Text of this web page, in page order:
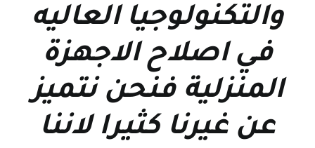
والتكنولوجيا العاليه
في اصلاح الاجهزة
المنزلية فنحن نتميز
عن غيرنا كثيرا لاننا